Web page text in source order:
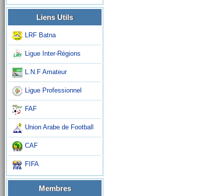
Liens Utils
LRF Batna
Ligue Inter-Régions
L.N.F Amateur
Ligue Professionnel
FAF
Union Arabe de Football
CAF
FIFA
Membres